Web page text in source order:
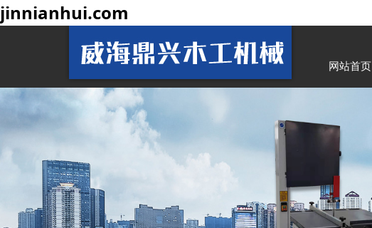
jinnianhui.com
网站首页